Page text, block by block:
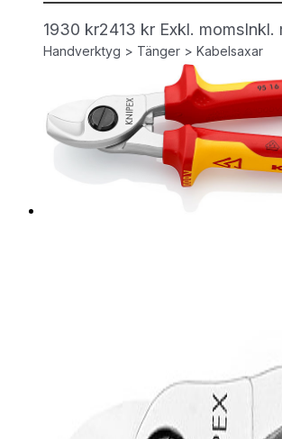
1930 kr2413 kr Exkl. momsInkl.
Handverktyg > Tänger > Kabelsaxar